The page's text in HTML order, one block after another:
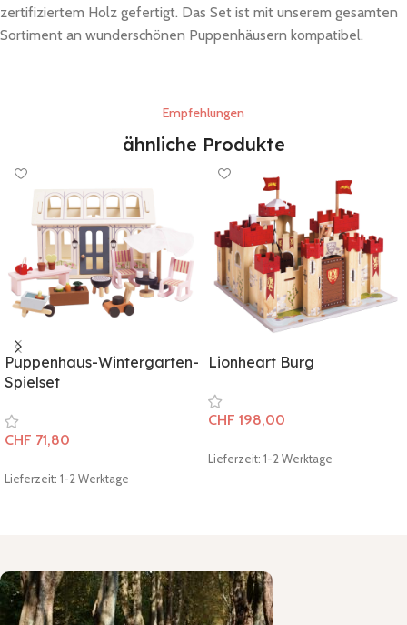
zertifiziertem Holz gefertigt. Das Set ist mit unserem gesamten
Sortiment an wunderschönen Puppenhäusern kompatibel.
Empfehlungen
ähnliche Produkte
Puppenhaus-Wintergarten-
Spielset
CHF 71,80
Lieferzeit: 1-2 Werktage
Lionheart Burg
CHF 198,00
Lieferzeit: 1-2 Werktage